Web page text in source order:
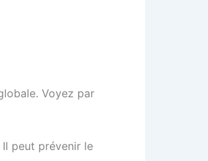
Voyez par
peut prévenir le